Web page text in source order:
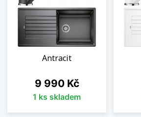
Antracit
Cena
9 990 Kč
1 ks skladem